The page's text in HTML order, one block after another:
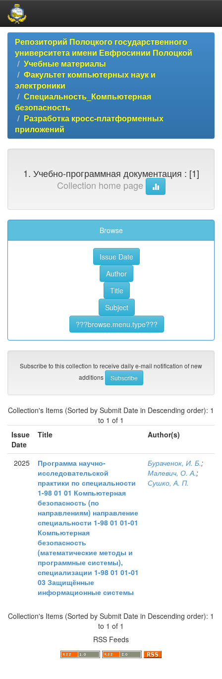
Skip
navigationРепозиторий Полоцкого государственного
университета имени Евфросинии Полоцкой
Учебные материалы
Факультет компьютерных наук и
электроники
Специальность_Компьютерная
безопасность
Разработка кросс-платформенных
приложений
1. Учебно-программная документация : [1]
Collection home page
Browse
Subscribe to this collection to receive daily e-mail notification of new
additions
Collection's Items (Sorted by Submit Date in Descending order): 1
to 1 of 1
Issue
Date
Title Author(s)
2025
Программа научно-
исследовательской
практики по специальности
1-98 01 01 Компьютерная
безопасность (по
направлениям) направление
специальности 1-98 01 01-01
Компьютерная
безопасность
(математические методы и
программные системы),
специализации 1-98 01 01-01
03 Защищённые
информационные системы
Бураченок, И. Б.;
Малевич, О. А.;
Сушко, А. П.
Collection's Items (Sorted by Submit Date in Descending order): 1
to 1 of 1
RSS Feeds